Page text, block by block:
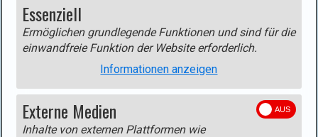
Essenziell
Ermöglichen grundlegende Funktionen und sind für die
einwandfreie Funktion der Website erforderlich.
Informationen anzeigen
Externe Medien
Inhalte von externen Plattformen wie